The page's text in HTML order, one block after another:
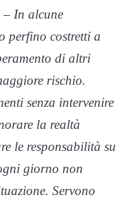
– In alcune
perfino costretti a
di altri
rischio.
senza intervenire
la realtà
le responsabilità su
giorno non
Servono